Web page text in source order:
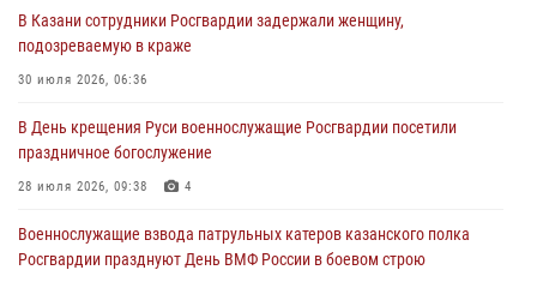
В Казани сотрудники Росгвардии задержали женщину,
подозреваемую в краже
30 июля 2026, 06:36
В День крещения Руси военнослужащие Росгвардии посетили
праздничное богослужение
28 июля 2026, 09:38 4
Военнослужащие взвода патрульных катеров казанского полка
Росгвардии празднуют День ВМФ России в боевом строю